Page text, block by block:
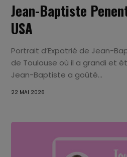
Jean-Baptiste
USA
Portrait d’Expatrié de Jean-
de Toulouse où il a grandi et
Jean-Baptiste a goûté...
22 MAI 2026